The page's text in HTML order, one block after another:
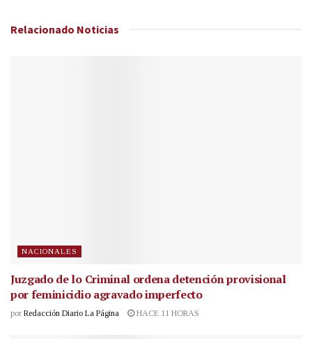
Relacionado Noticias
NACIONALES
Juzgado de lo Criminal ordena detención provisional
por feminicidio agravado imperfecto
por Redacción Diario La Página HACE 11 HORAS